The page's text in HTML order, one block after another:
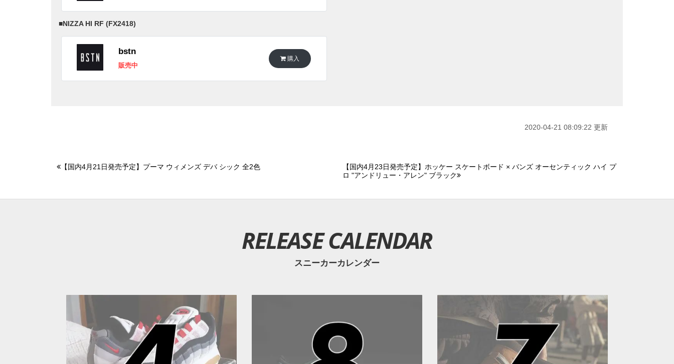
■NIZZA HI RF (FX2418)
bstn
販売中
購入
2020-04-21 08:09:22 更新
【国内4月21日発売予定】プーマ ウィメンズ デバ シック 全2色
【国内4月23日発売予定】ホッケー スケートボード × バンズ オーセンティック ハイ プ
ロ "アンドリュー・アレン" ブラック
RELEASE CALENDAR
スニーカーカレンダー